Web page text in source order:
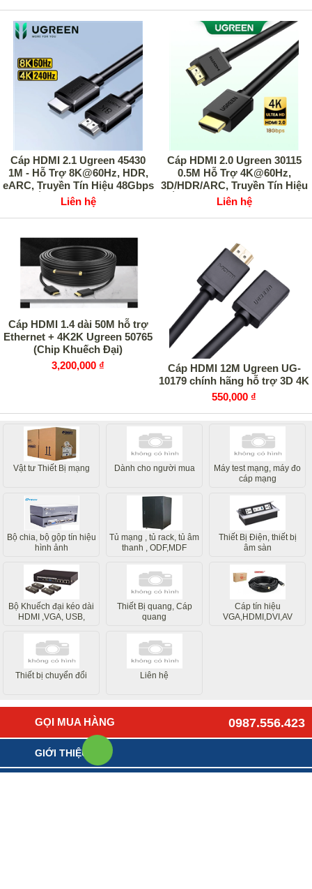
Cáp HDMI 2.1 Ugreen 45430
1M - Hỗ Trợ 8K@60Hz, HDR,
eARC, Truyền Tín Hiệu 48Gbps
Ổn Định, Cao Cấp
Liên hệ
Cáp HDMI 2.0 Ugreen 30115
0.5M Hỗ Trợ 4K@60Hz,
3D/HDR/ARC, Truyền Tín Hiệu
Ổn Định, Hàng Chính Hãng
Liên hệ
Cáp HDMI 1.4 dài 50M hỗ trợ
Ethernet + 4K2K Ugreen 50765
(Chip Khuếch Đại)
3,200,000 ₫
Cáp HDMI 12M Ugreen UG-
10179 chính hãng hỗ trợ 3D 4K
550,000 ₫
Vật tư Thiết Bị mạng Dành cho người mua
Máy test mạng, máy đo
cáp mạng
Bộ chia, bộ gộp tín hiệu
hình ảnh
Tủ mạng , tủ rack, tủ âm
thanh , ODF,MDF
Thiết Bị Điện, thiết bị
âm sàn
Bộ Khuếch đại kéo dài
HDMI ,VGA, USB,
Thiết Bị quang, Cáp
quang
Cáp tín hiệu
VGA,HDMI,DVI,AV
Thiết bị chuyển đổi Liên hệ
0987.556.423
GỌI MUA HÀNG
GIỚI THIỆU